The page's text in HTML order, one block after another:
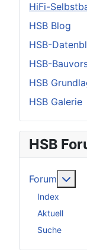
HiFi-
HSB Blog
HSB-
HSB-
HSB
HSB Galerie
HSB
Forum
Index
Aktuell
Suche